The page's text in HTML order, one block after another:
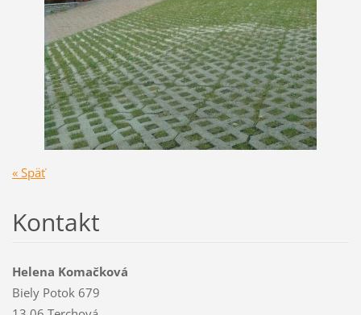
« Späť
Kontakt
Helena Komačková
Biely Potok 679